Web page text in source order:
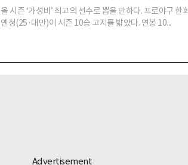
올 시즌 ‘가성비’ 최고의 선수로 뽑을 만하다. 프로야구 한
옌청(25·대만)이 시즌 10승 고지를 밟았다. 연봉 10...